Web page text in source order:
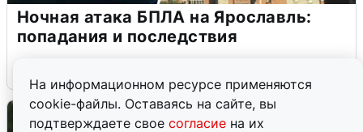
На информационном ресурсе применяются
cookie-файлы. Оставаясь на сайте, вы
подтверждаете свое согласие на их
Ночная атака БПЛА на Ярославль:
попадания и последствия